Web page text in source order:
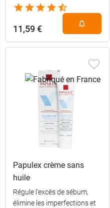
11,59 €
Papulex crème sans
huile
Régule l'excès de sébum,
élimine les imperfections et